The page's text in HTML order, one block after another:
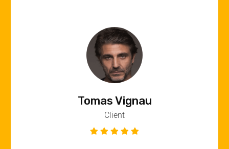
Vincent Quere
Client